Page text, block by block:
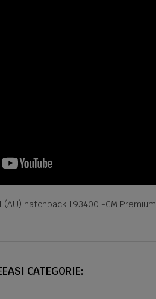
hatchback 193400 -CM
CATEGORIE: